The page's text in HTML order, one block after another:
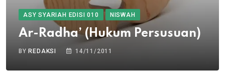
ASY SYARIAH EDISI 010 NISWAH
Ar-Radha’ (Hukum Persusuan)
BY REDAKSI 14/11/2011